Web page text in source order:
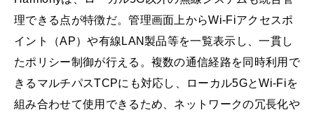
理できる点が特徴だ。管理画面上からWi-Fiアクセスポ
イント（AP）や有線LAN製品等を一覧表示し、一貫し
たポリシー制御が行える。複数の通信経路を同時利用で
きるマルチパスTCPにも対応し、ローカル5GとWi-Fiを
組み合わせて使用できるため、ネットワークの冗長化や